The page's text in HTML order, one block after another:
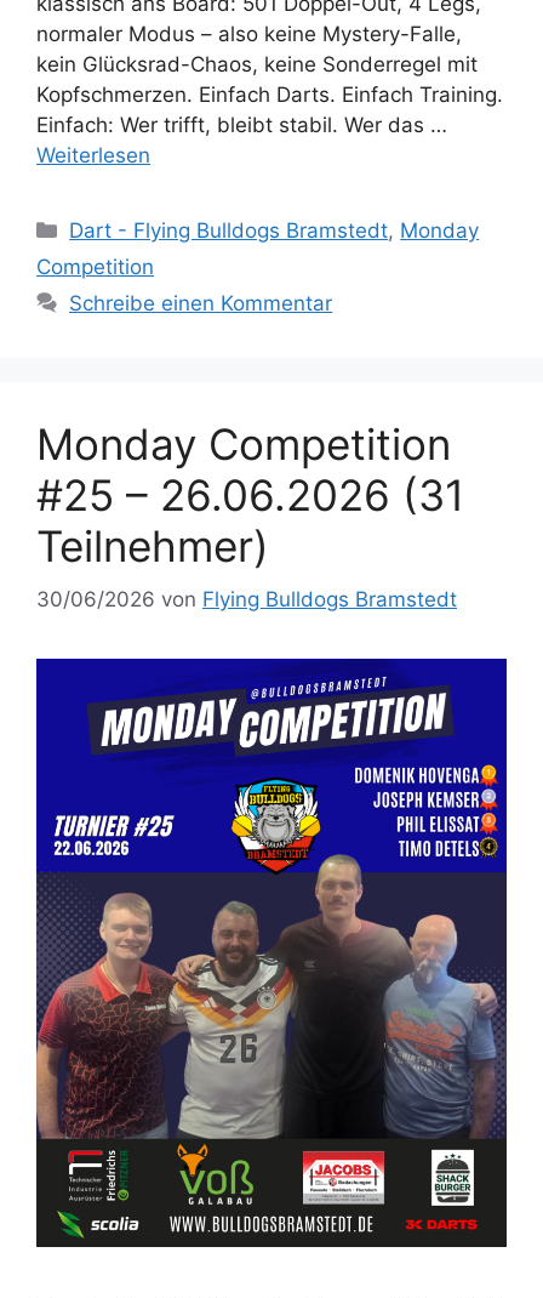
normaler Modus – also keine Mystery-Falle,
kein Glücksrad-Chaos, keine Sonderregel mit
Kopfschmerzen. Einfach Darts. Einfach Training.
Einfach: Wer trifft, bleibt stabil. Wer das …
Weiterlesen
Kategorien
Dart - Flying Bulldogs Bramstedt, Monday
Competition
Schreibe einen Kommentar
Monday Competition
#25 – 26.06.2026 (31
Teilnehmer)
30/06/2026 von Flying Bulldogs Bramstedt